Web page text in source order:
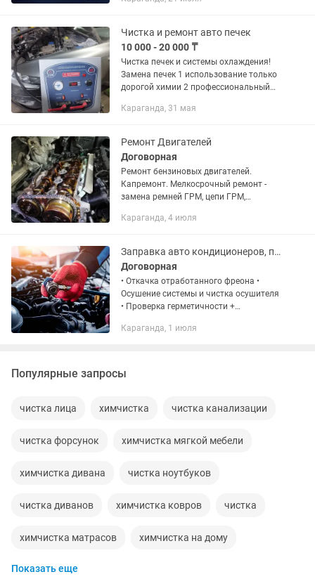
военной, авиационной техники, также
Чистка и ремонт авто печек
10 000 - 20 000 ₸
Чистка печек и системы охлаждения!
Замена печек 1 использование только
дорогой химии 2 профессиональный
10 лет 4 замена и установка новых
Караганда, 31 мая
Ремонт Двигателей
Договорная
Ремонт бензиновых двигателей.
Капремонт. Мелкосрочный ремонт -
замена ремней ГРМ, цепи ГРМ,
расхода и течи масла и антифриза,
печек...
Караганда, 4 июля
Заправка авто кондиционеров, промывка печек
Договорная
• Откачка отработанного фреона •
Осушение системы и чистка осушителя
• Проверка герметичности +
Опрессовка системы азотом •
Караганда, 1 июля
Популярные запросы
чистка лица химчистка чистка канализации
чистка форсунок химчистка мягкой мебели
химчистка дивана чистка ноутбуков
чистка диванов химчистка ковров чистка
химчистка матрасов химчистка на дому
ремонт чистка
Показать еще